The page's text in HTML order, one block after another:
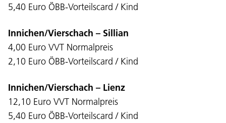
5,40 Euro ÖBB-Vorteilscard / Kind
Innichen/Vierschach – Sillian
4,00 Euro VVT Normalpreis
2,10 Euro ÖBB-Vorteilscard / Kind
Innichen/Vierschach – Lienz
12,10 Euro VVT Normalpreis
5,40 Euro ÖBB-Vorteilscard / Kind